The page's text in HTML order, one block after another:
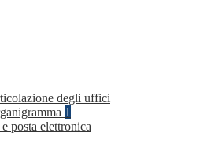
degli uffici
1
posta elettronica